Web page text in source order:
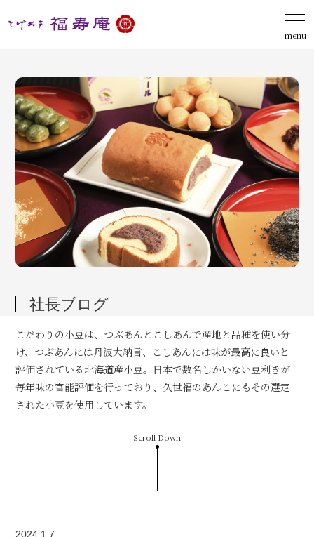
menu
社長ブログ
こだわりの小豆は、つぶあんとこしあんで産地と品種を使い分
け、つぶあんには丹波大納言、こしあんには味が最高に良いと
評価されている北海道産小豆。日本で数名しかいない豆利きが
毎年味の官能評価を行っており、久世福のあんこにもその選定
された小豆を使用しています。
Scroll Down
2024.1.7